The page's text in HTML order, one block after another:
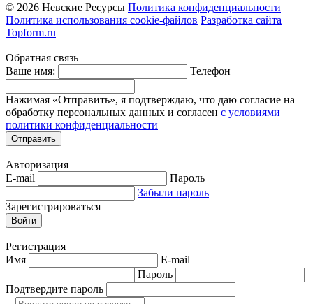
© 2026 Невские Ресурсы Политика конфиденциальности
Политика использования cookie-файлов Разработка сайта
Topform.ru
Обратная связь
Ваше имя:
Телефон
Нажимая «Отправить», я подтверждаю, что даю согласие на
обработку персональных данных и согласен с условиями
политики конфиденциальности
Отправить
Авторизация
E-mail
Пароль
Забыли пароль
Зарегистрироваться
Войти
Регистрация
Имя
E-mail
Пароль
Подтвердите пароль